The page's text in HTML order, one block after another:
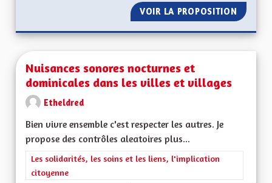
VOIR LA PROPOSITION
Nuisances sonores nocturnes et
dominicales dans les villes et villages
Etheldred
Bien vivre ensemble c'est respecter les autres. Je
propose des contrôles aleatoires plus...
Filtrer les résultats de la catégorie : Les solidarités, les soins
Les solidarités, les soins et les liens, l'implication
citoyenne